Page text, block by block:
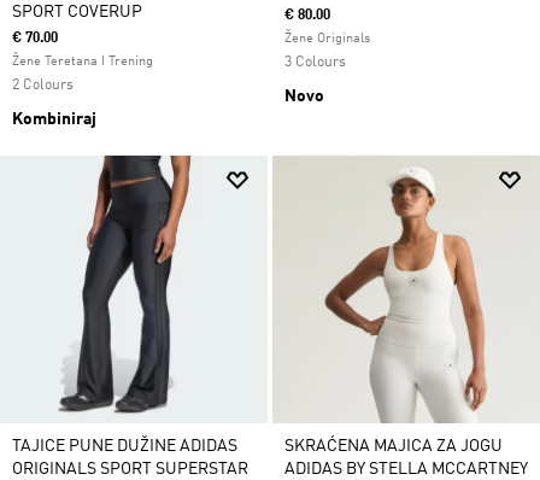
SPORT COVERUP
€ 70.00
Žene Teretana I Trening
2 Colours
Kombiniraj
€ 80.00
Žene Originals
3 Colours
Novo
TAJICE PUNE DUŽINE ADIDAS
ORIGINALS SPORT SUPERSTAR
SKRAĆENA MAJICA ZA JOGU
ADIDAS BY STELLA MCCARTNEY